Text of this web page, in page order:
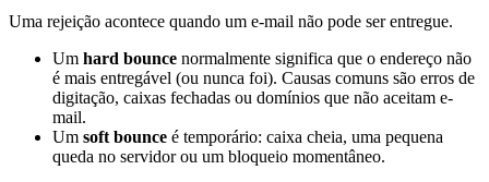
Uma rejeição acontece quando um e-mail não pode ser entregue.
Um hard bounce normalmente significa que o endereço não
é mais entregável (ou nunca foi). Causas comuns são erros de
digitação, caixas fechadas ou domínios que não aceitam e-
mail.
Um soft bounce é temporário: caixa cheia, uma pequena
queda no servidor ou um bloqueio momentâneo.